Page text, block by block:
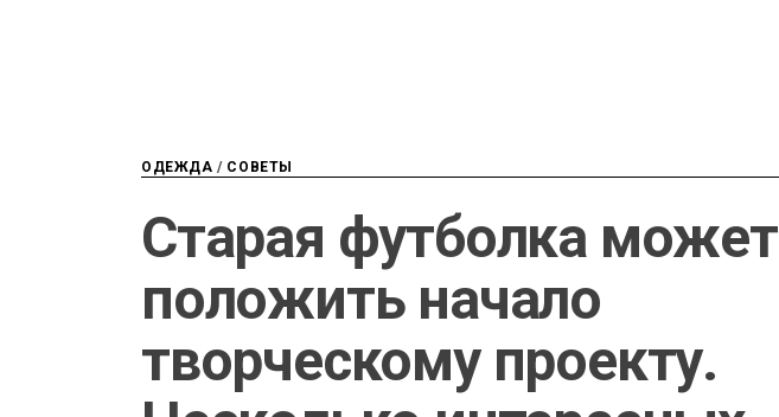
ОДЕЖДА / СОВЕТЫ
Старая футболка может
положить начало
творческому проекту.